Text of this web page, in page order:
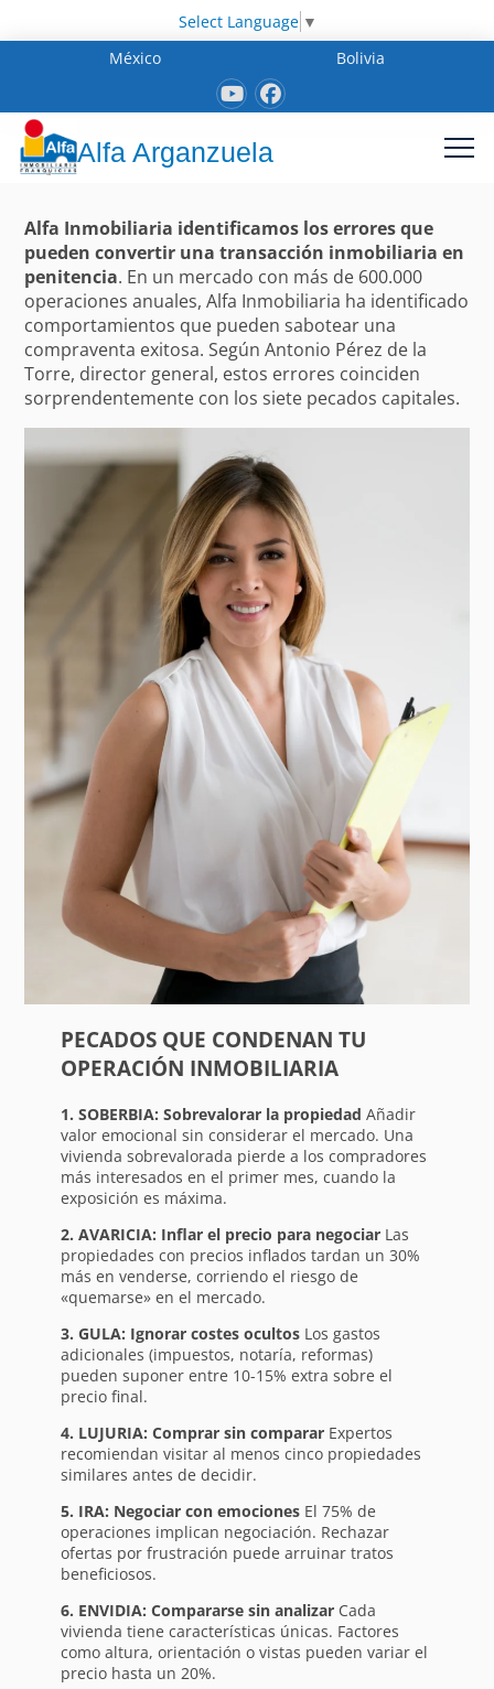
Select Language ▼
México
Bolivia
Alfa Arganzuela
Alfa Inmobiliaria identificamos los errores que
pueden convertir una transacción inmobiliaria en
penitencia. En un mercado con más de 600.000
operaciones anuales, Alfa Inmobiliaria ha identificado
comportamientos que pueden sabotear una
compraventa exitosa. Según Antonio Pérez de la
Torre, director general, estos errores coinciden
sorprendentemente con los siete pecados capitales.
PECADOS QUE CONDENAN TU
OPERACIÓN INMOBILIARIA
1. SOBERBIA: Sobrevalorar la propiedad Añadir
valor emocional sin considerar el mercado. Una
vivienda sobrevalorada pierde a los compradores
más interesados en el primer mes, cuando la
exposición es máxima.
2. AVARICIA: Inflar el precio para negociarLas
propiedades con precios inflados tardan un 30%
más en venderse, corriendo el riesgo de
«quemarse» en el mercado.
3. GULA: Ignorar costes ocultosLos gastos
adicionales (impuestos, notaría, reformas)
pueden suponer entre 10-15% extra sobre el
precio final.
4. LUJURIA: Comprar sin compararExpertos
recomiendan visitar al menos cinco propiedades
similares antes de decidir.
5. IRA: Negociar con emocionesEl 75% de
operaciones implican negociación. Rechazar
ofertas por frustración puede arruinar tratos
beneficiosos.
6. ENVIDIA: Compararse sin analizarCada
vivienda tiene características únicas. Factores
como altura, orientación o vistas pueden variar el
precio hasta un 20%.